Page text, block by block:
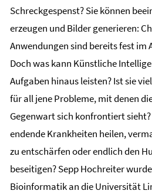
Schreckgespenst? Sie können
erzeugen und Bilder generieren:
Anwendungen sind bereits fest im
Doch was kann Künstliche
Aufgaben hinaus leisten? Ist sie
für all jene Probleme, mit denen
Gegenwart sich konfrontiert
endende Krankheiten heilen,
zu entschärfen oder endlich den
beseitigen? Sepp Hochreiter
Bioinformatik an die Universität